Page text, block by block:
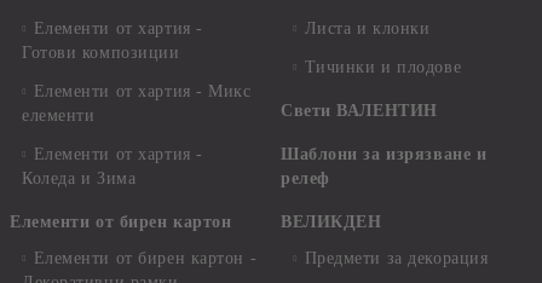
Елементи от хартия -
Готови композиции
Елементи от хартия - Микс
елементи
Елементи от хартия -
Коледа и Зима
Елементи от бирен картон
Елементи от бирен картон -
Листа и клонки
Тичинки и плодове
Свети ВАЛЕНТИН
Шаблони за изрязване и
релеф
ВЕЛИКДЕН
Предмети за декорация